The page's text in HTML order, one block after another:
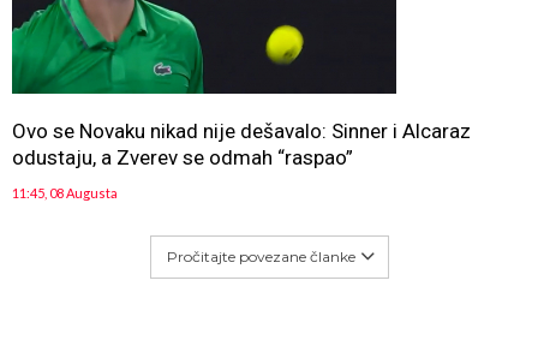
Ovo se Novaku nikad nije dešavalo: Sinner i Alcaraz
odustaju, a Zverev se odmah “raspao”
11:45, 08 Augusta
Pročitajte povezane članke